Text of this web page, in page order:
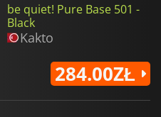
be quiet! Pure Base 501 -
Black
Kakto
284.00ZŁ